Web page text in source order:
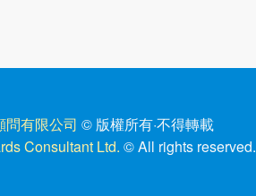
問有限公司 © 版權所有·不得轉載
Consultant Ltd. © All rights reserved.